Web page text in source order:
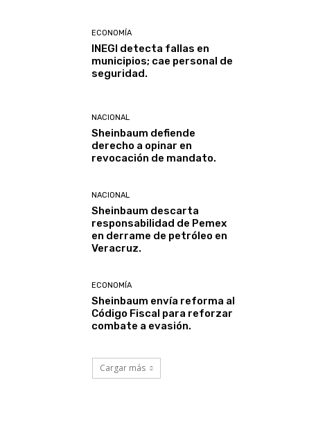
ECONOMÍA
INEGI detecta fallas en
municipios; cae personal de
seguridad.
NACIONAL
Sheinbaum defiende
derecho a opinar en
revocación de mandato.
NACIONAL
Sheinbaum descarta
responsabilidad de Pemex
en derrame de petróleo en
Veracruz.
ECONOMÍA
Sheinbaum envía reforma al
Código Fiscal para reforzar
combate a evasión.
Cargar más